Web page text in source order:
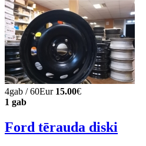
4gab / 60Eur 15.00€
1 gab
Ford tērauda diski